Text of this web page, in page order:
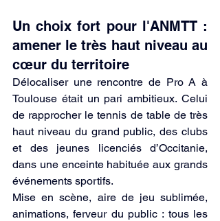
Un choix fort pour l'ANMTT :
amener le très haut niveau au
cœur du territoire
Délocaliser une rencontre de Pro A à
Toulouse était un pari ambitieux. Celui
de rapprocher le tennis de table de très
haut niveau du grand public, des clubs
et des jeunes licenciés d’Occitanie,
dans une enceinte habituée aux grands
événements sportifs.
Mise en scène, aire de jeu sublimée,
animations, ferveur du public : tous les